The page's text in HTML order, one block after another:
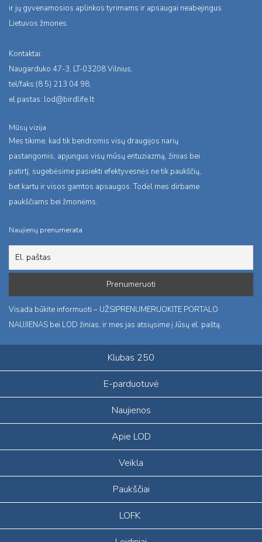
ir jų gyvenamosios aplinkos tyrimams ir apsaugai neabejingus
Lietuvos žmones.
Kontaktai:
Naugarduko 47-3, LT-03208 Vilnius,
tel/faks:(8 5) 213 04 98,
el.pastas: lod@birdlife.lt
Mūsų vizija
Mes tikime, kad tik bendromis visų draugijos narių
pastangomis, apjungus visų mūsų entuziazmą, žinias bei
patirtį, sugebėsime pasiekti efektyvesnės ne tik paukščių,
bet kartu ir visos gamtos apsaugos. Todėl mes dirbame
paukščiams bei žmonėms.
Naujienų prenumerata
Visada būkite informuoti – UŽSIPRENUMERUOKITE PORTALO
NAUJIENAS bei LOD žinias, ir mes jas atsiųsime į Jūsų el. paštą.
Klubas 250
E-parduotuvė
Naujienos
Apie LOD
Veikla
Paukščiai
LOFK